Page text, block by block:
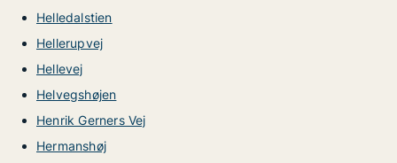
Helledalstien
Hellerupvej
Hellevej
Helvegshøjen
Henrik Gerners Vej
Hermanshøj